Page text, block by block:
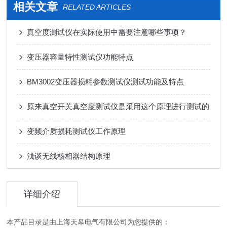
相关文章 RELATED ARTICLES
真空度测试仪在实际使用中需要注意哪些事项？
变压器容量特性测试仪功能特点
BM3002变压器损耗参数测试仪测试功能及特点
原来真空开关真空度测试仪是采用这个原理进行测试的
变频介质损耗测试仪工作原理
浅谈无线核相器结构原理
详细介绍
本产品目录是由上海天皋电气有限公司为您提供的：